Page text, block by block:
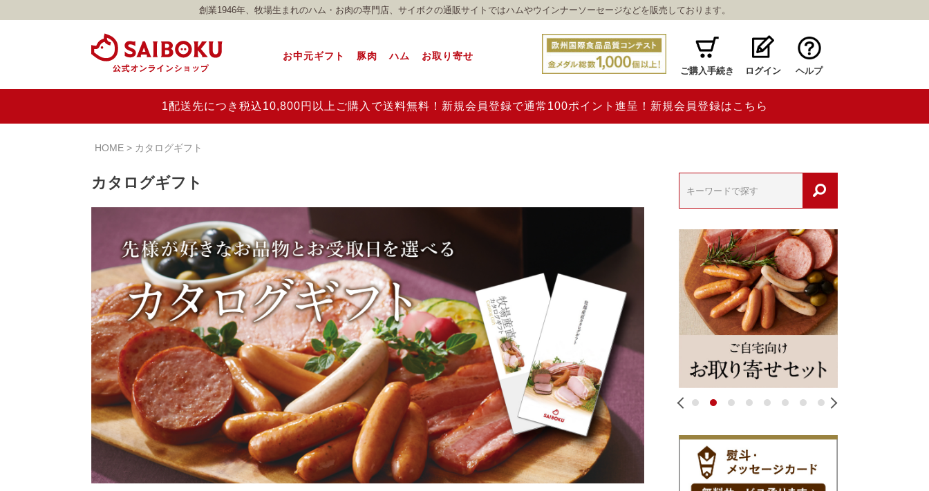
創業1946年、牧場生まれのハム・お肉の専門店、サイボクの通販サイトではハムやウインナーソーセージなどを販売しております。
お中元ギフト 豚肉 ハム お取り寄せ
ご購入手続き ログイン ヘルプ
1配送先につき税込10,800円以上ご購入で送料無料！新規会員登録で通常100ポイント進呈！新規会員登録はこちら
HOME カタログギフト
カタログギフト